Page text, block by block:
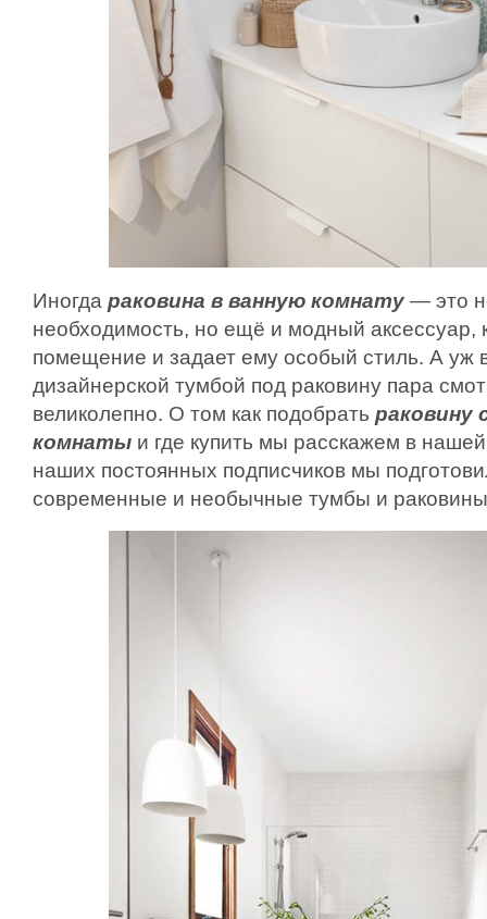
Иногда раковина в ванную комнату — это
необходимость, но ещё и модный аксессуар,
помещение и задает ему особый стиль. А уж
дизайнерской тумбой под раковину пара
великолепно. О том как подобрать раковину
комнаты и где купить мы расскажем в
наших постоянных подписчиков мы
современные и необычные тумбы и